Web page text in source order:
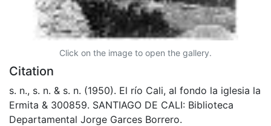
Click on the image to open the gallery.
Citation
s. n., s. n. & s. n. (1950). El río Cali, al fondo la iglesia la
Ermita & 300859. SANTIAGO DE CALI: Biblioteca
Departamental Jorge Garces Borrero.